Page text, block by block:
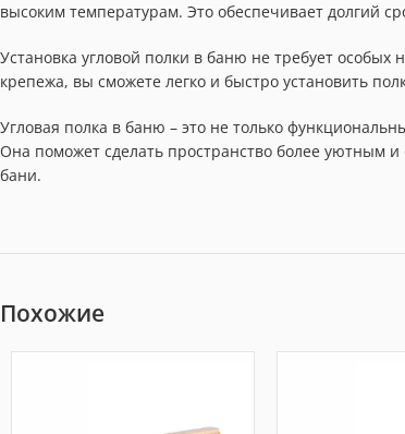
высоким температурам. Это обеспечивает долгий
Установка угловой полки в баню не требует
крепежа, вы сможете легко и быстро установить
Угловая полка в баню – это не только
Она поможет сделать пространство более уютным
бани.
Похожие